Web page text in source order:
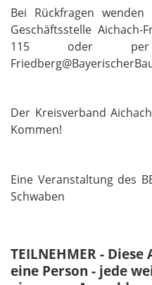
Bei Rückfragen
Geschäftsstelle
115 oder per
Der Kreisverband
Kommen!
Eine Veranstaltung des
Schwaben
TEILNEHMER -
eine Person - jede